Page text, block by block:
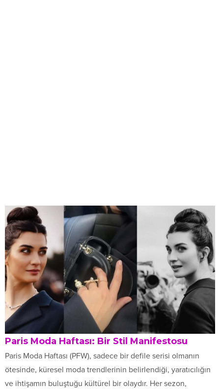
Paris Moda Haftası: Bir Stil Manifestosu
Paris Moda Haftası (PFW), sadece bir defile serisi olmanın
ötesinde, küresel moda trendlerinin belirlendiği, yaratıcılığın
ve ihtişamın buluştuğu kültürel bir olaydır. Her sezon,